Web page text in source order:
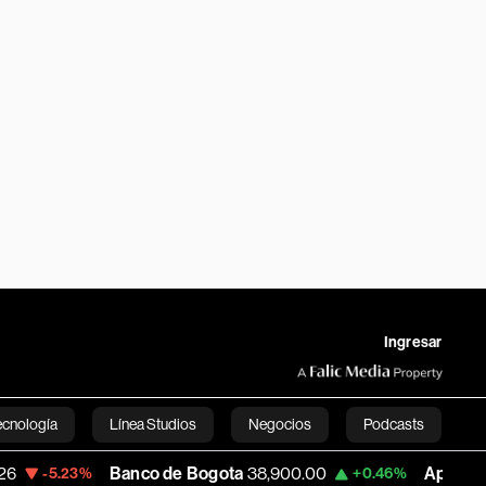
Ingresar
Línea Studios Negocios Podcasts
English
Banco de Bogota 38,900.00 +0.46% Apple 312.53